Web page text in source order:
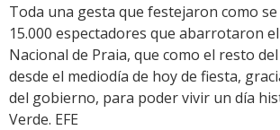
Toda una gesta que festejaron como
15.000 espectadores que abarrotaron
Nacional de Praia, que como el resto
desde el mediodía de hoy de fiesta,
del gobierno, para poder vivir un día
Verde. EFE